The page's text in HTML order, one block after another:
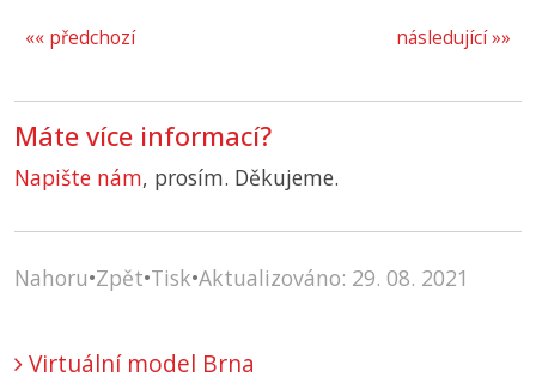
následující »»
«« předchozí
Máte více informací?
Napište nám, prosím. Děkujeme.
Nahoru•Zpět•Tisk•Aktualizováno: 29. 08. 2021
Virtuální model Brna